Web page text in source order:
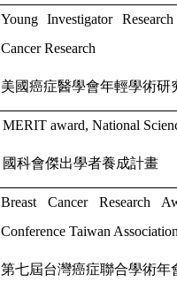
Young Investigator
Cancer Research
美國癌症醫學會年輕學術研
MERIT award, National
國科會傑出學者養成計畫
Breast Cancer Research
Conference Taiwan
第七屆台灣癌症聯合學術年